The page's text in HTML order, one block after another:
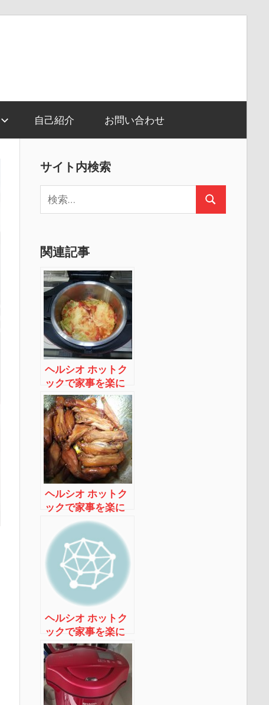
自己紹介 お問い合わせ
サイト内検索
索:
検
関連記事
ヘルシオ ホットク
ックで家事を楽に
する 体験談3 ～丸
ごと野菜スープ編
～
ヘルシオ ホットク
ックで家事を楽に
する 体験談4 ～手
羽中の柔らか煮編
～
ヘルシオ ホットク
ックで家事を楽に
する 体験談5 ～ス
ペアリブの煮物編
～